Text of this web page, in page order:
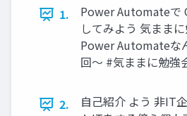
1.
Power Automateで
してみよう 気まま
Power Automateな
回～ #気ままに勉強
2.
自己紹介 よう 非IT